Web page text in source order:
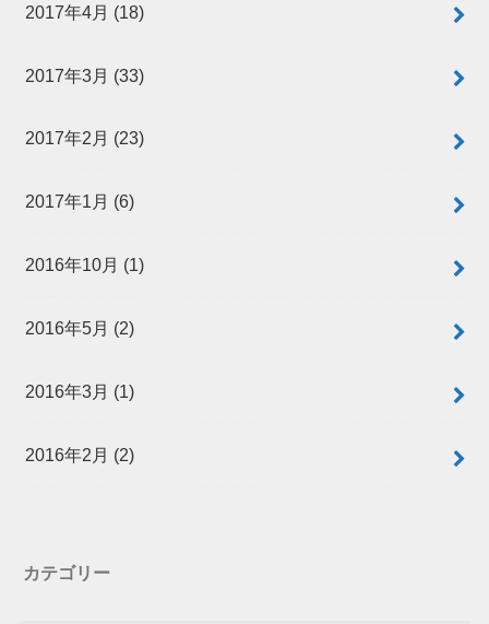
2017年4月 (18)
2017年3月 (33)
2017年2月 (23)
2017年1月 (6)
2016年10月 (1)
2016年5月 (2)
2016年3月 (1)
2016年2月 (2)
カテゴリー